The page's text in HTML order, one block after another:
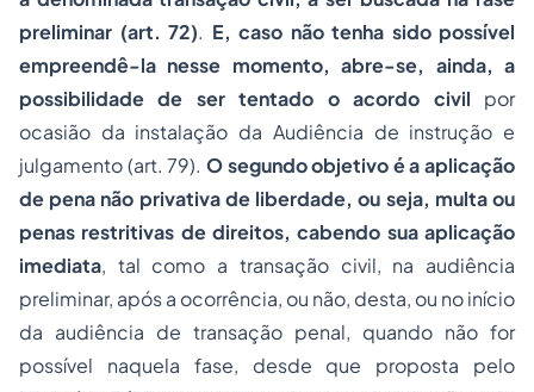
preliminar (art. 72). E, caso não tenha sido possível
empreendê-la nesse momento, abre-se, ainda, a
possibilidade de ser tentado o acordo civil por
ocasião da instalação da Audiência de instrução e
julgamento (art. 79). O segundo objetivo é a aplicação
de pena não privativa de liberdade, ou seja, multa ou
penas restritivas de direitos, cabendo sua aplicação
imediata, tal como a transação civil, na audiência
preliminar, após a ocorrência, ou não, desta, ou no início
da audiência de transação penal, quando não for
possível naquela fase, desde que proposta pelo